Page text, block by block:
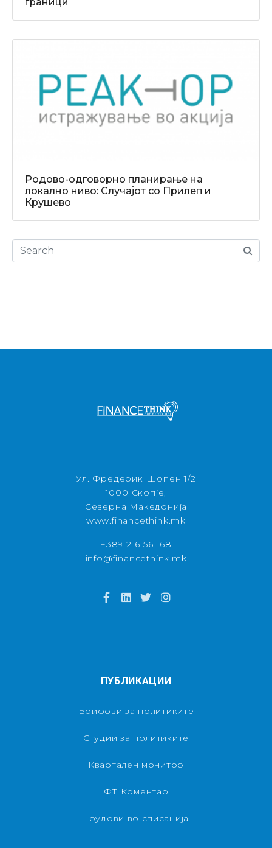
Родово-одговорно планирање на
локално ниво: Случајот со Прилеп и
Крушево
Ул. Фредерик Шопен 1/2
1000 Скопје,
Северна Македонија
www.financethink.mk
+389 2 6156 168
info@financethink.mk
ПУБЛИКАЦИИ
Брифови за политиките
Студии за политиките
Квартален монитор
ФТ Коментар
Трудови во списанија